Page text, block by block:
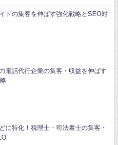
トの集客を伸ばす強化戦略とSEO対
電話代行企業の集客・収益を伸ばす
に特化！税理士・司法書士の集客・